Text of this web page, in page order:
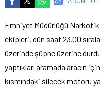
Emniyet Müdürlüğü Narkotik
ekipleri, dün saat 23.00
üzerinde şüphe üzerine
yaptıkları aramada aracın
kısmındaki silecek motoru